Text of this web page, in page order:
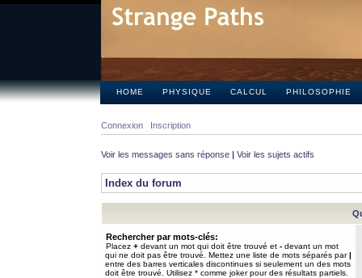
HOME PHYSIQUE CALCUL PHILOSOPHIE
Connexion Inscription
Voir les messages sans réponse | Voir les sujets actifs
Index du forum
Rechercher par mots-clés:
Placez + devant un mot qui doit être trouvé et - devant un mot
qui ne doit pas être trouvé. Mettez une liste de mots séparés par|
entre des barres verticales discontinues si seulement un des mots
doit être trouvé. Utilisez * comme joker pour des résultats partiels.